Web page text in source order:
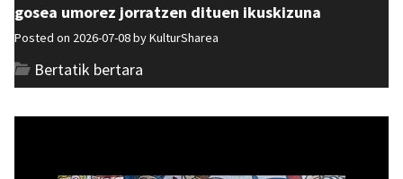
gosea umorez jorratzen dituen ikuskizuna
Posted on 2026-07-08 byKulturSharea
Bertatik bertara